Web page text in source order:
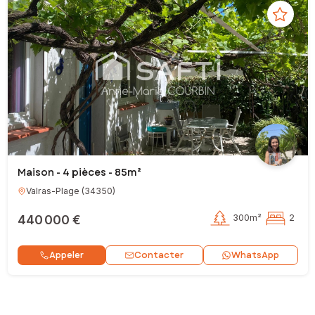
Maison - 4 pièces - 85m²
Valras-Plage (34350)
440 000 € 300m² 2
Appeler Contacter WhatsApp